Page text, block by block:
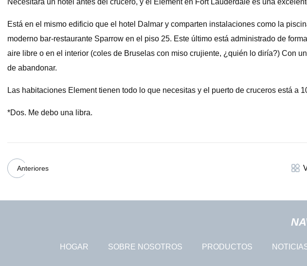
Necesitará un hotel antes del crucero, y el Element en Fort Lauderdale es una
Está en el mismo edificio que el hotel Dalmar y comparten instalaciones como la
moderno bar-restaurante Sparrow en el piso 25. Este último está administrado de
aire libre o en el interior (coles de Bruselas con miso crujiente, ¿quién lo diría?) Con
de abandonar.
Las habitaciones Element tienen todo lo que necesitas y el puerto de cruceros está a
*Dos. Me debo una libra.
Anteriores
HOGAR SOBRE NOSOTROS PRODUCTOS